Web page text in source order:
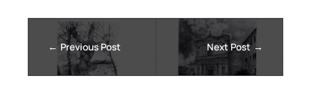
Previous Post Next Post